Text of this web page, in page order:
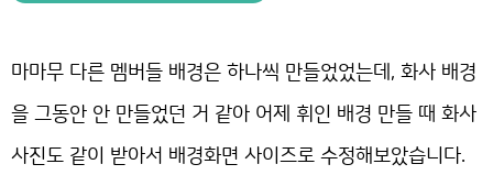
마마무 다른 멤버들 배경은 하나씩 만들었었는데, 화사 배경
을 그동안 안 만들었던 거 같아 어제 휘인 배경 만들 때 화사
사진도 같이 받아서 배경화면 사이즈로 수정해보았습니다.